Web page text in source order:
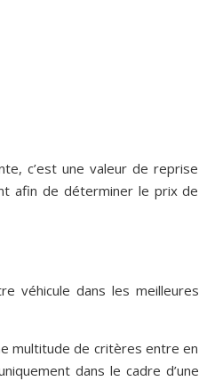
c’est une valeur de reprise
afin de déterminer le prix de
véhicule dans les meilleures
multitude de critères entre en
dans le cadre d’une